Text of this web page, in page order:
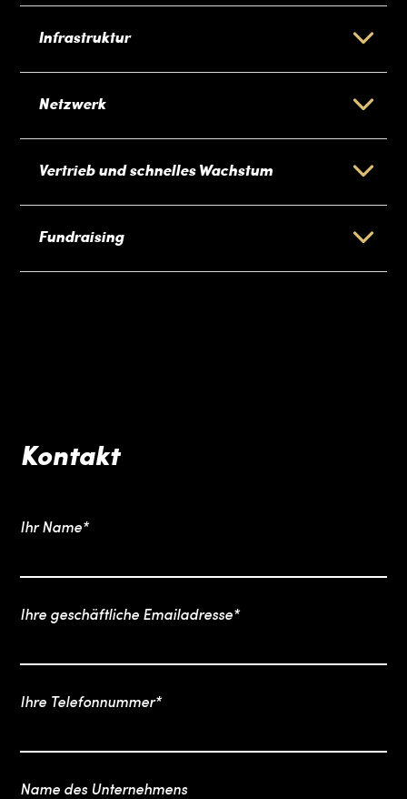
Infrastruktur
Netzwerk
Vertrieb und schnelles Wachstum
Fundraising
Kontakt
Ihr Name*
Ihre geschäftliche Emailadresse*
Ihre Telefonnummer*
Name des Unternehmens